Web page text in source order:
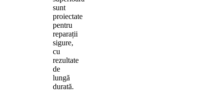
sunt
proiectate
pentru
reparații
sigure,
cu
rezultate
de
lungă
durată.